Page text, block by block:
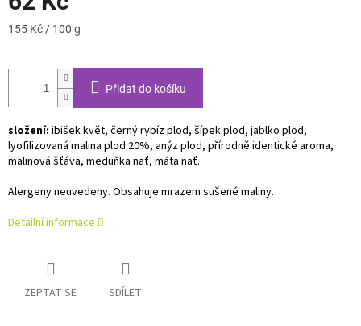
Měrná
155 Kč / 100 g
Přidat do košíku
složení: ibišek květ, černý rybíz plod, šípek plod, jablko plod,
lyofilizovaná malina plod 20%, anýz plod, přírodně identické aroma,
malinová šťáva, meduňka nať, máta nať.
Alergeny neuvedeny. Obsahuje mrazem sušené maliny.
Detailní informace
ZEPTAT SE SDÍLET